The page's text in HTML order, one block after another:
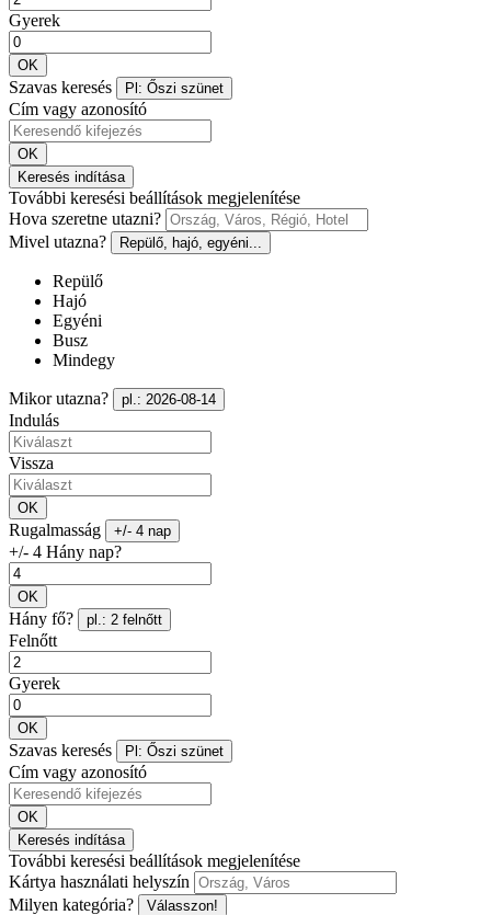
Gyerek
OK
Szavas keresés Pl: Őszi szünet
Cím vagy azonosító
OK
Keresés indítása
További keresési beállítások megjelenítése
Hova szeretne utazni?
Mivel utazna?
Repülő, hajó, egyéni...
Repülő
Hajó
Egyéni
Busz
Mindegy
Mikor utazna? pl.: 2026-08-14
Indulás
Vissza
OK
Rugalmasság +/- 4 nap
+/- 4 Hány nap?
OK
Hány fő? pl.: 2 felnőtt
Felnőtt
Gyerek
OK
Szavas keresés Pl: Őszi szünet
Cím vagy azonosító
OK
Keresés indítása
További keresési beállítások megjelenítése
Kártya használati helyszín
Milyen kategória?
Válasszon!